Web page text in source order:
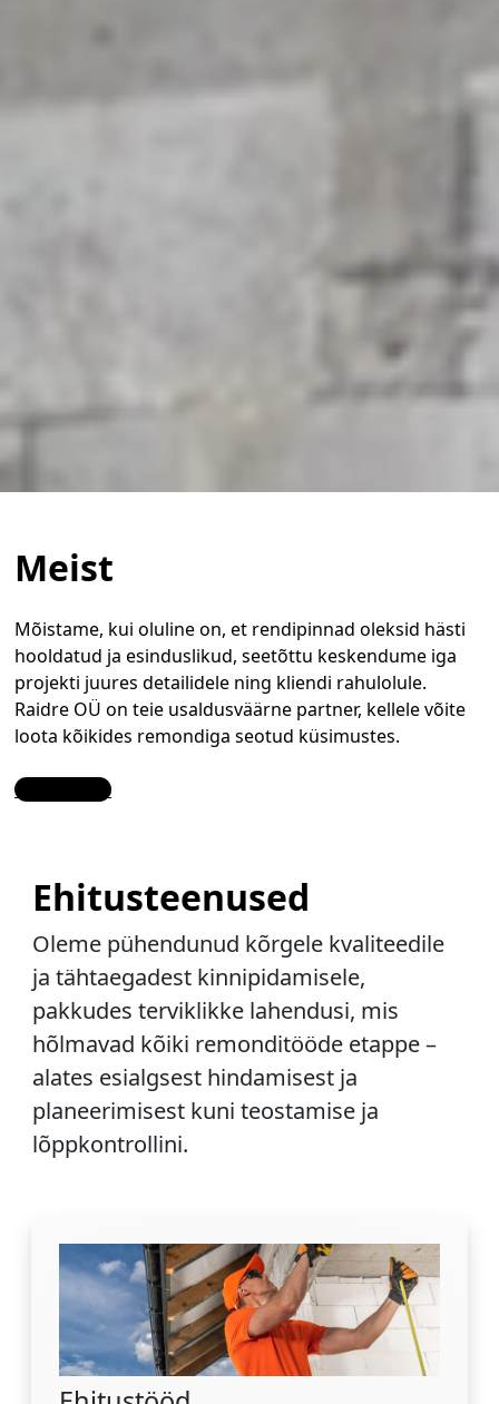
Meist
Mõistame, kui oluline on, et rendipinnad oleksid hästi
hooldatud ja esinduslikud, seetõttu keskendume iga
projekti juures detailidele ning kliendi rahulolule.
Raidre OÜ on teie usaldusväärne partner, kellele võite
loota kõikides remondiga seotud küsimustes.
Contact Us
Ehitusteenused
Oleme pühendunud kõrgele kvaliteedile
ja tähtaegadest kinnipidamisele,
pakkudes terviklikke lahendusi, mis
hõlmavad kõiki remonditööde etappe –
alates esialgsest hindamisest ja
planeerimisest kuni teostamise ja
lõppkontrollini.